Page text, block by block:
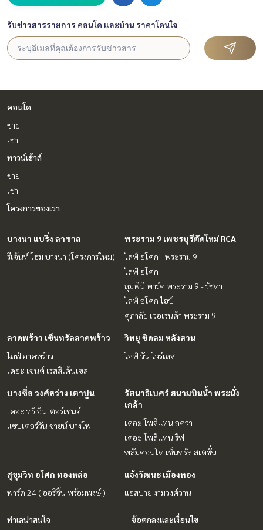
รับข่าวสารรายการ คอนโด และบ้าน ราคาโดนใจ
คอนโด
ขาย
เช่า
ทาวน์เฮ้าส์
ขาย
เช่า
โครงการของเรา
บางนา แบริ่ง ลาซาล
รีเจ้นท์ โฮม บางนา (โครงการใหม่)
พระราม 9 เพชรบุรีตัดใหม่ RCA
ไลฟ์ อโศก - พระราม 9
ไลฟ์ อโศก
ลุมพินี พาร์ค พระราม 9 - รัชดา
ไลฟ์ อโศก ไฮป์
ศุภาลัย เวอเรนด้า พระราม 9
ลาดพร้าว เซ็นทรัลลาดพร้าว
ไลฟ์ ลาดพร้าว
เดอะ เซนต์ เรสสิเด้นเซส
วิทยุ ชิดลม หลังสวน
ไลฟ์ วัน ไวร์เลส
บางซื่อ วงศ์สว่าง เตาปูน
เดอะ ทรี อินเตอร์เชนจ์
แชปเตอร์วัน ชายน์ บางโพ
รัตนาธิเบศร์ สนามบินน้ำ พระนั่ง
เกล้า
เดอะ โพลิแทน อควา
เดอะ โพลิแทน รีฟ
พลัมคอนโด เซ็นทรัล สเตชั่น
สุขุมวิท อโศก ทองหล่อ
พาร์ค 24 ( ออริจิ้น พร้อมพงษ์ )
แจ้งวัฒนะ เมืองทอง
แอสปาย งามวงศ์วาน
ทำเลน่าสนใจ ข้อตกลงและเงื่อนไข